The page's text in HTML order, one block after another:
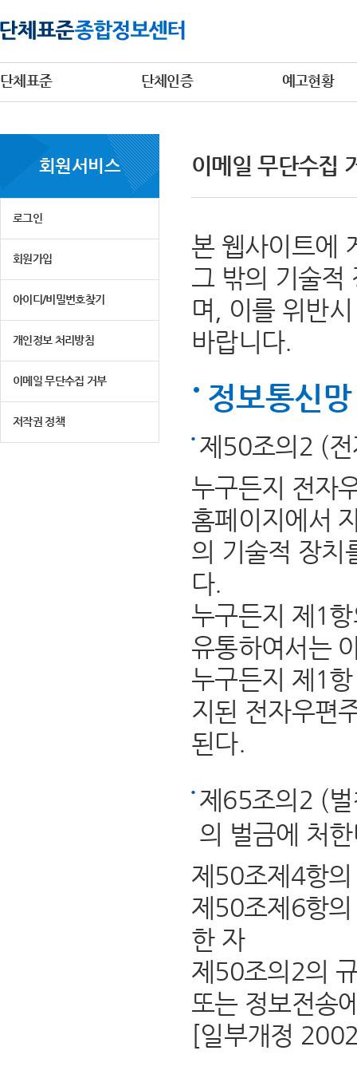
단체표준 단체인증 예고현황
회원서비스
로그인
회원가입
아이디/비밀번호찾기
개인정보 처리방침
이메일 무단수집 거부
저작권 정책
이메일 무단수집
본 웹사이트에
그 밖의 기술적
며, 이를 위반
바랍니다.
정보통신
제50조의2 (
누구든지 전자
홈페이지에서
의 기술적 장치
다.
누구든지 제1
유통하여서는
누구든지 제1
지된 전자우편
된다.
제65조의2 (
의 벌금에 처
제50조제4항
제50조제6항
한 자
제50조의2의
또는 정보전송
[일부개정